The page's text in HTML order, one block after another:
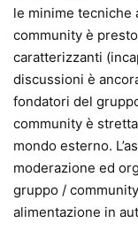
le minime tecniche
community è
caratterizzanti
discussioni è
fondatori del
community è
mondo esterno.
moderazione ed
gruppo /
alimentazione in